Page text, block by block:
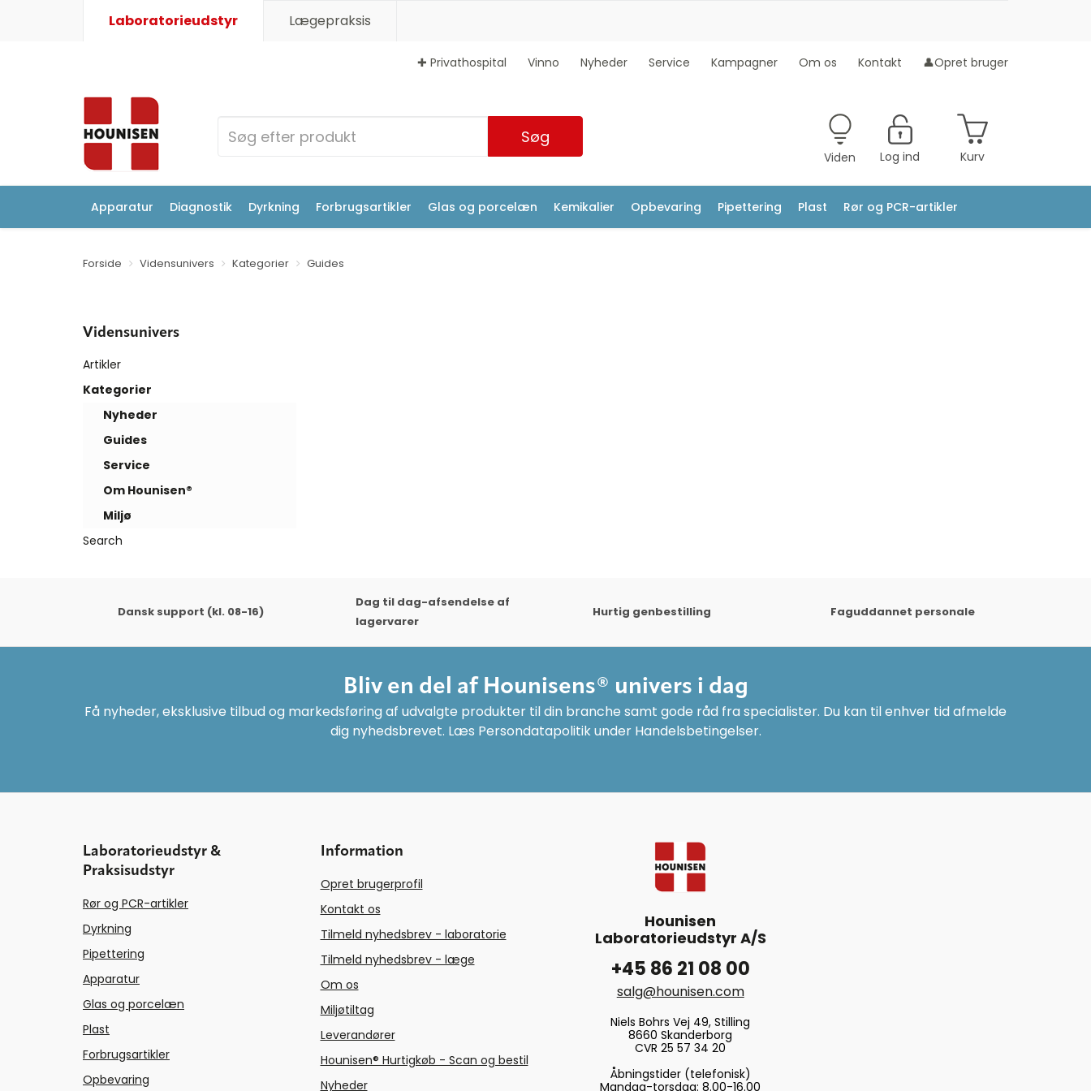
Laboratorieudstyr Lægepraksis
✚ Privathospital Vinno Nyheder Service Kampagner Om os Kontakt 👤Opret bruger
Søg
Viden Log ind Kurv
Apparatur Diagnostik Dyrkning Forbrugsartikler Glas og porcelæn Kemikalier Opbevaring Pipettering Plast Rør og PCR-artikler
Forside Vidensunivers Kategorier Guides
Vidensunivers
Artikler
Kategorier
Nyheder
Guides
Service
Om Hounisen®
Miljø
Search
Dansk support (kl. 08-16)
Dag til dag-afsendelse af
lagervarer
Hurtig genbestilling Faguddannet personale
Bliv en del af Hounisens® univers i dag
Få nyheder, eksklusive tilbud og markedsføring af udvalgte produkter til din branche samt gode råd fra specialister. Du kan til enhver tid afmelde
dig nyhedsbrevet. Læs Persondatapolitik under Handelsbetingelser.
Laboratorieudstyr &
Praksisudstyr
Rør og PCR-artikler
Dyrkning
Pipettering
Apparatur
Glas og porcelæn
Plast
Forbrugsartikler
Opbevaring
Information
Opret brugerprofil
Kontakt os
Tilmeld nyhedsbrev - laboratorie
Tilmeld nyhedsbrev - læge
Om os
Miljøtiltag
Leverandører
Hounisen® Hurtigkøb - Scan og bestil
Nyheder
Hounisen
Laboratorieudstyr A/S
+45 86 21 08 00
salg@hounisen.com
Niels Bohrs Vej 49, Stilling
8660 Skanderborg
CVR 25 57 34 20
Åbningstider (telefonisk)
Mandag-torsdag: 8.00-16.00